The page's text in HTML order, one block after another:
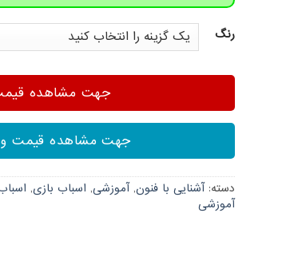
رنگ
جهت مشاهده
جهت مشاهده قیمت و
دسته:آشنایی با فنون,آموزشی, اسباب بازی,
آموزشی